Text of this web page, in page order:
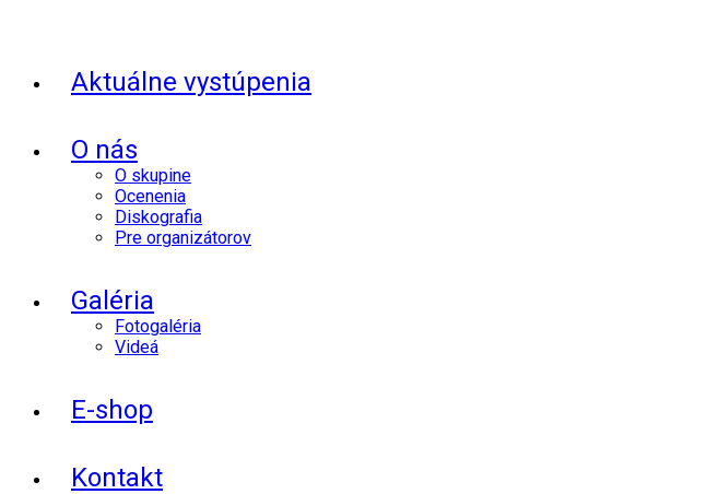
Aktuálne vystúpenia
O nás
O skupine
Ocenenia
Diskografia
Pre organizátorov
Galéria
Fotogaléria
Videá
E-shop
Kontakt